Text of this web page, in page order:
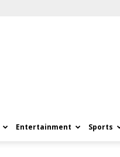
Entertainment Sports